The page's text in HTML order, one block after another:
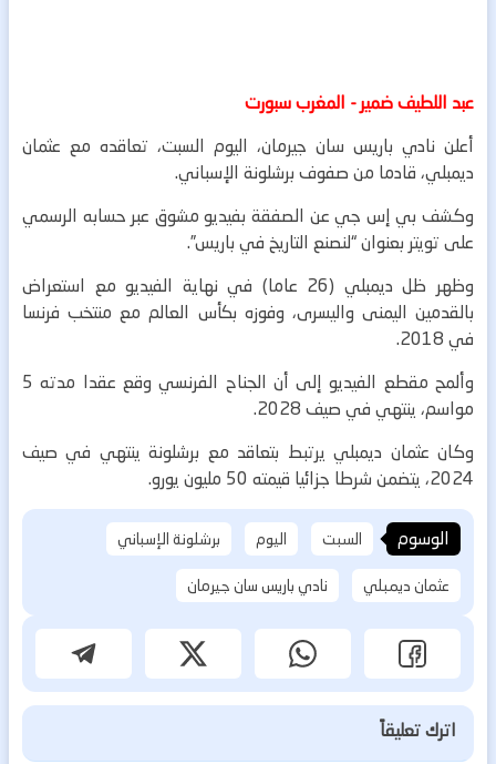
عبد اللطيف ضمير - المغرب سبورت
أعلن نادي باريس سان جيرمان، اليوم السبت، تعاقده مع عثمان
ديمبلي، قادما من صفوف برشلونة الإسباني.
وكشف بي إس جي عن الصفقة بفيديو مشوق عبر حسابه الرسمي
على تويتر بعنوان “لنصنع التاريخ في باريس”.
وظهر ظل ديمبلي (26 عاما) في نهاية الفيديو مع استعراض
بالقدمين اليمنى واليسرى، وفوزه بكأس العالم مع منتخب فرنسا
في 2018.
وألمح مقطع الفيديو إلى أن الجناح الفرنسي وقع عقدا مدته 5
مواسم، ينتهي في صيف 2028.
وكان عثمان ديمبلي يرتبط بتعاقد مع برشلونة ينتهي في صيف
2024، يتضمن شرطا جزائيا قيمته 50 مليون يورو.
الوسوم السبت اليوم
برشلونة الإسباني
عثمان ديمبلي
نادي باريس سان جيرمان
اترك تعليقاً